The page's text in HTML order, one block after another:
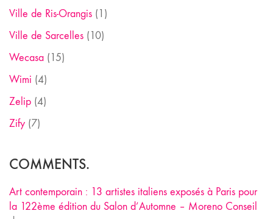
Ville de Ris-Orangis (1)
Ville de Sarcelles (10)
Wecasa (15)
Wimi (4)
Zelip (4)
Zify (7)
COMMENTS.
Art contemporain : 13 artistes italiens exposés à Paris pour
la 122ème édition du Salon d’Automne – Moreno Conseil